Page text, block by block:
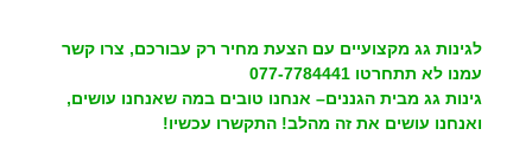
לגינות גג מקצועיים עם הצעת מחיר רק עבורכם, צרו קשר
עמנו לא תתחרטו 077-7784441
גינות גג מבית הגננים– אנחנו טובים במה שאנחנו עושים,
ואנחנו עושים את זה מהלב! התקשרו עכשיו!